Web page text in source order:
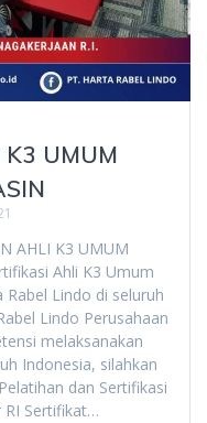
UMUM
AHLI K3 UMUM
Ahli K3 Umum
Lindo di seluruh
Lindo Perusahaan
melaksanakan
Indonesia, silahkan
dan Sertifikasi
RI Sertifikat…